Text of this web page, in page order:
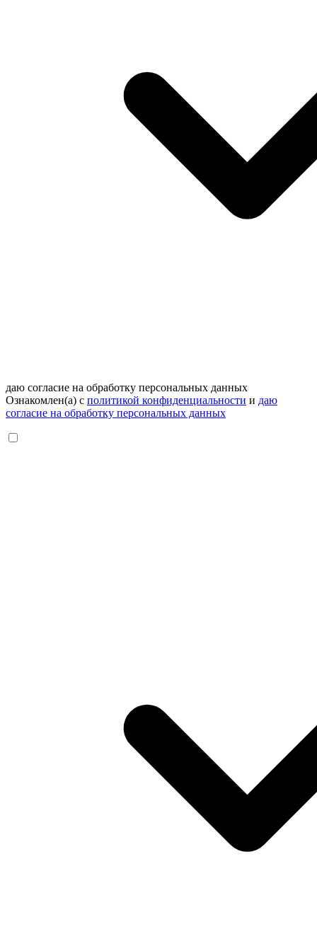
даю согласие на обработку персональных данных
Ознакомлен(а) с политикой конфиденциальности и даю
согласие на обработку персональных данных